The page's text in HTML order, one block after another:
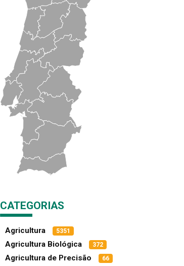
CATEGORIAS
Agricultura 5351
Agricultura Biológica 372
Agricultura de Precisão 66